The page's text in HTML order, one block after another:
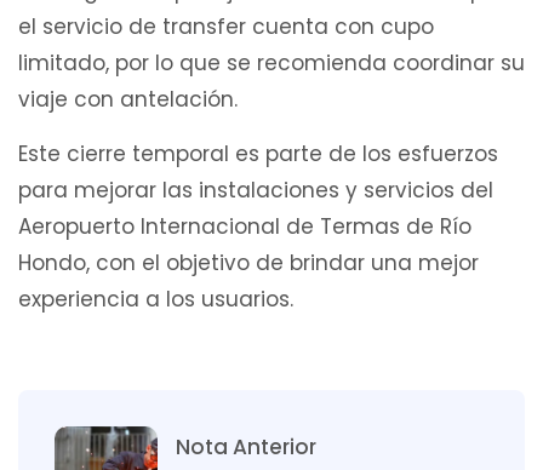
el servicio de transfer cuenta con cupo
limitado, por lo que se recomienda coordinar su
viaje con antelación.
Este cierre temporal es parte de los esfuerzos
para mejorar las instalaciones y servicios del
Aeropuerto Internacional de Termas de Río
Hondo, con el objetivo de brindar una mejor
experiencia a los usuarios.
Nota Anterior